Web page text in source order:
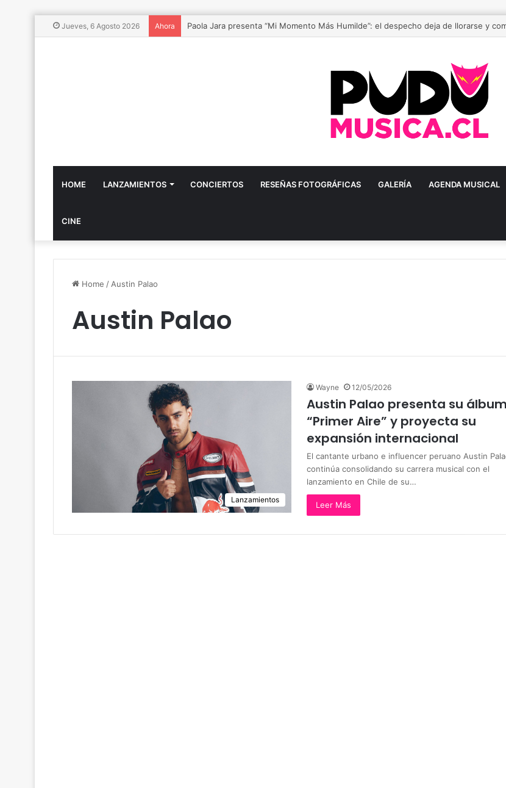
Jueves, 6 Agosto 2026 Ahora Paola Jara presenta “Mi Momento Más Humilde”: el despecho deja de llorarse y
HOME LANZAMIENTOS CONCIERTOS RESEÑAS FOTOGRÁFICAS GALERÍA AGENDA MUSICAL
CINE
Home / Austin Palao
Austin Palao
Lanzamientos
Wayne 12/05/2026
Austin Palao presenta su álbum
“Primer Aire” y proyecta su
expansión internacional
El cantante urbano e influencer peruano Austin
continúa consolidando su carrera musical con el
lanzamiento en Chile de su…
Leer Más